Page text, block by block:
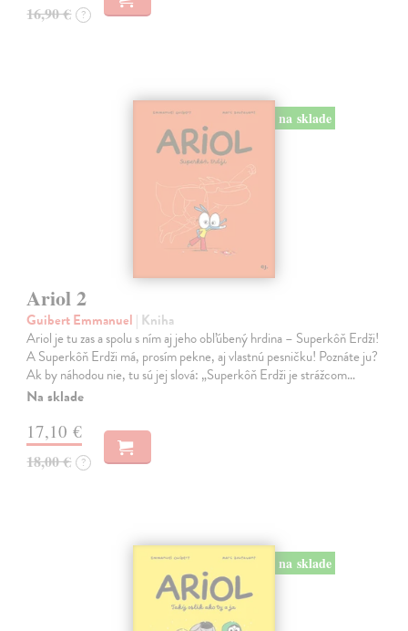
16,90 € ?
na sklade
Ariol 2
Guibert Emmanuel | Kniha
Ariol je tu zas a spolu s ním aj jeho obľúbený hrdina – Superkôň Erdži!
A Superkôň Erdži má, prosím pekne, aj vlastnú pesničku! Poznáte ju?
Ak by náhodou nie, tu sú jej slová: „Superkôň Erdži je strážcom…
Na sklade
17,10 €
18,00 € ?
na sklade